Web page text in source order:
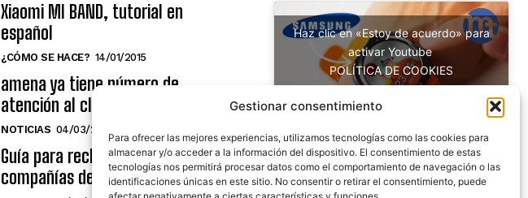
Gestionar consentimiento
Para ofrecer las mejores experiencias, utilizamos tecnologías como las cookies para
almacenar y/o acceder a la información del dispositivo. El consentimiento de estas
tecnologías nos permitirá procesar datos como el comportamiento de navegación o las
identificaciones únicas en este sitio. No consentir o retirar el consentimiento, puede
Xiaomi MI BAND, tutorial en
español
¿CÓMO SE HACE? 14/01/2015
amena ya tiene número de
atención al cliente gratuito
NOTICIAS 04/03/2014
Guía para reclamar a las
compañías de telecomunicaciones
Haz clic en «Estoy de acuerdo» para
activar Youtube
POLÍTICA DE COOKIES
Estoy de acuerdo